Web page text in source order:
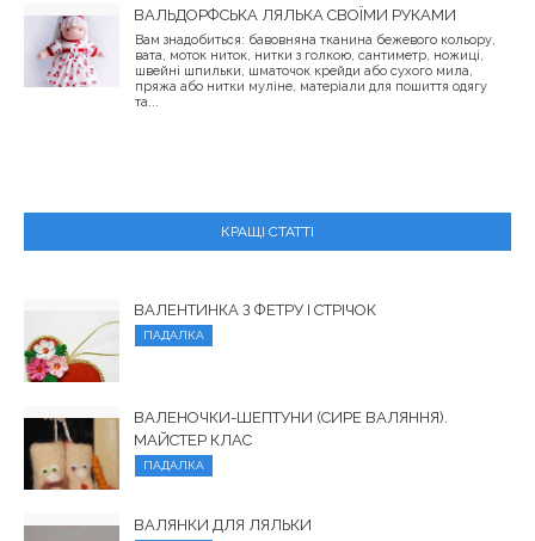
ВАЛЬДОРФСЬКА ЛЯЛЬКА СВОЇМИ РУКАМИ
Вам знадобиться: бавовняна тканина бежевого кольору,
вата, моток ниток, нитки з голкою, сантиметр, ножиці,
швейні шпильки, шматочок крейди або сухого мила,
пряжа або нитки муліне, матеріали для пошиття одягу
та...
КРАЩІ СТАТТІ
ВАЛЕНТИНКА З ФЕТРУ І СТРІЧОК
ПАДАЛКА
ВАЛЕНОЧКИ-ШЕПТУНИ (СИРЕ ВАЛЯННЯ).
МАЙСТЕР КЛАС
ПАДАЛКА
ВАЛЯНКИ ДЛЯ ЛЯЛЬКИ